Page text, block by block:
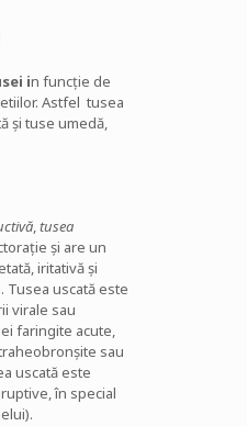
in funcție de
Astfel tusea
și tuse umedă,
,tusea
și are un
iritativă și
Tusea uscată este
virale sau
faringite acute,
sau
uscată este
în special